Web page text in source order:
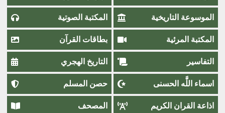
الموسوعة التاريخية المكتبة الصوتية
المكتبة المرئية بطاقات القرآن
التفاسير التاريخ الهجري
اسماء اللَّٰه الحسنى حصن المسلم
اذاعة القران الكريم المصحف